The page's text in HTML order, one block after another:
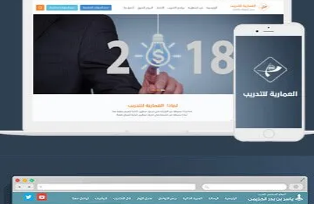
تصميم العمارية للتدريب
التفاصيل